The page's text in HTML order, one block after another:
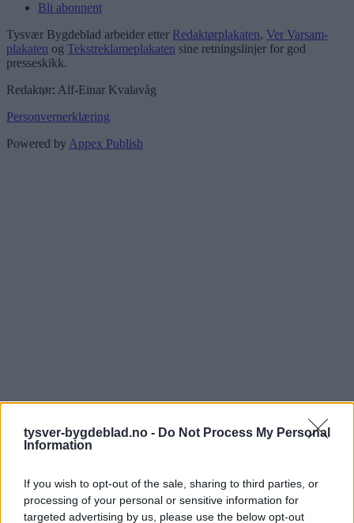
tysver-bygdeblad.no - Do Not Process My Personal
Information
If you wish to opt-out of the sale, sharing to third parties, or
processing of your personal or sensitive information for
targeted advertising by us, please use the below opt-out
Bli abonnent
Tysvær Bygdeblad arbeider etter Redaktørplakaten, Ver Varsam-
plakaten og Tekstreklameplakaten sine retningslinjer for god
presseskikk.
Redaktør: Alf-Einar Kvalavåg
Personvernerklæring
Powered by Appex Publish